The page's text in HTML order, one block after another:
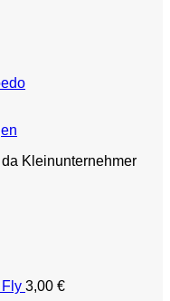
Kleinunternehmer
Fly 3,00 €